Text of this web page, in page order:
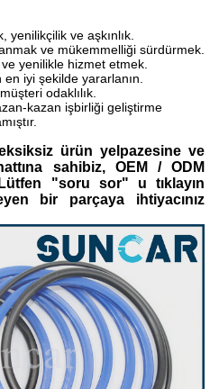
ve aşkınlık.
ve mükemmelliği sürdürmek.
yenilikle hizmet etmek.
iyi şekilde yararlanın.
odaklılık.
kazan işbirliği geliştirme
ürün yelpazesine ve
sahibiz, OEM / ODM
"soru sor" u tıklayın
bir parçaya ihtiyacınız